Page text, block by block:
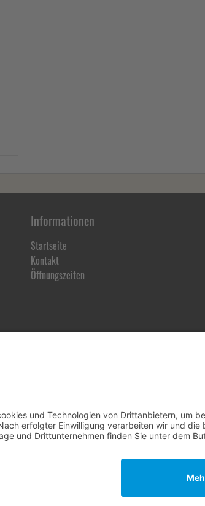
Informationen
Startseite
Kontakt
Öffnungszeiten